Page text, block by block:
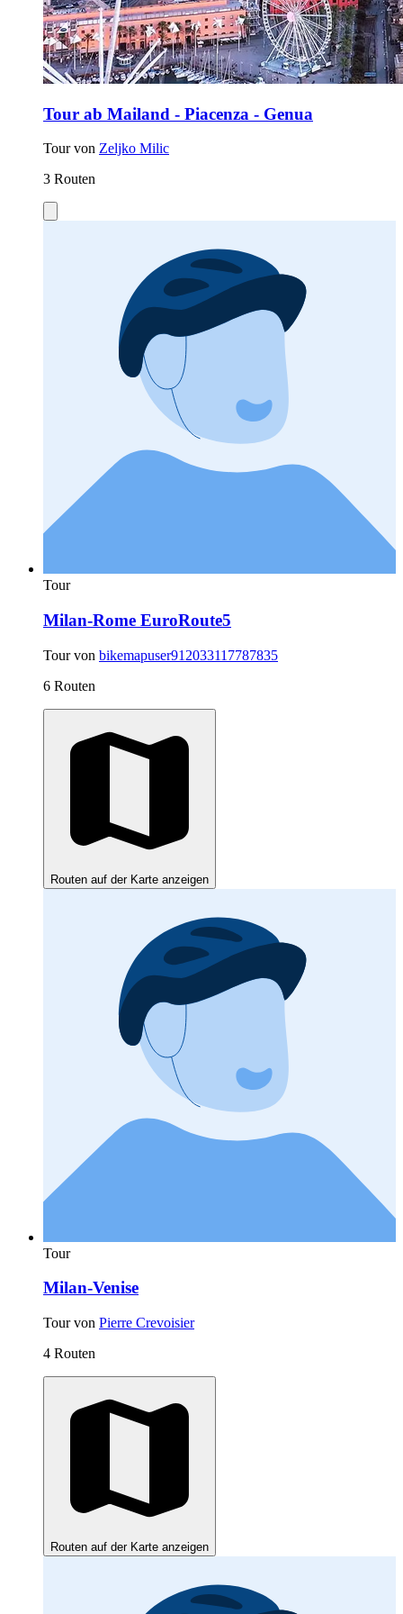
Tour ab Mailand - Piacenza - Genua
Tour von Zeljko Milic
3 Routen
Tour
Milan-Rome EuroRoute5
Tour von bikemapuser912033117787835
6 Routen
Routen auf der Karte anzeigen
Tour
Milan-Venise
Tour von Pierre Crevoisier
4 Routen
Routen auf der Karte anzeigen